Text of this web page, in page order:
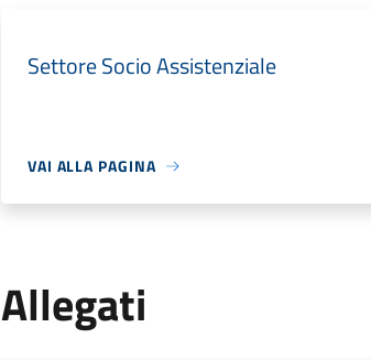
Settore Socio Assistenziale
VAI ALLA PAGINA
Allegati